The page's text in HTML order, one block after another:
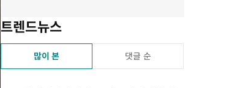
트렌드뉴스
많이 본 댓글 순